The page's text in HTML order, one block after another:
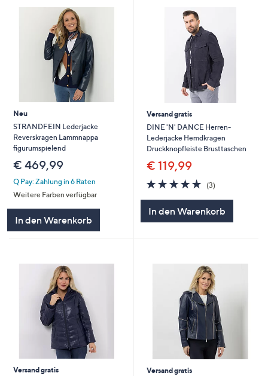
diese
anzuzeigen.
Neu
STRANDFEIN Lederjacke
Reverskragen Lammnappa
figurumspielend
€ 469,99
Q Pay: Zahlung in 6 Raten
Weitere Farben verfügbar
In den Warenkorb
Versand gratis
DINE 'N' DANCE Herren-
Lederjacke Hemdkragen
Druckknopfleiste Brusttaschen
€ 119,99
5.0
von
(3)3
In den Warenkorb
Versand gratis
Versand gratis